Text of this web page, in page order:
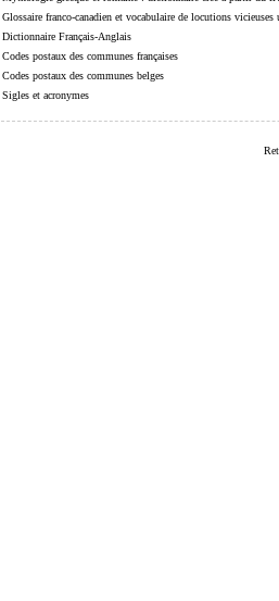
Glossaire franco-canadien et vocabulaire de locutions vicieuses
Dictionnaire Français-Anglais
Codes postaux des communes françaises
Codes postaux des communes belges
Sigles et acronymes